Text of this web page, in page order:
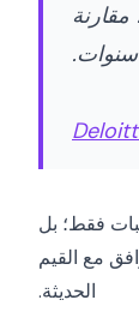
فقط؛ بل
مع القيم
الحديثة.